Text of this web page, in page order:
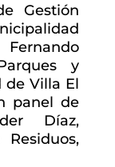
Gestión
y
de Villa El
panel de
Díaz,